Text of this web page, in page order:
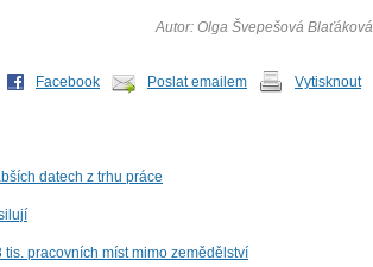
Autor: Olga Švepešová Blaťáková
Facebook Poslat emailem Vytisknout
datech z trhu práce
pracovních míst mimo zemědělství